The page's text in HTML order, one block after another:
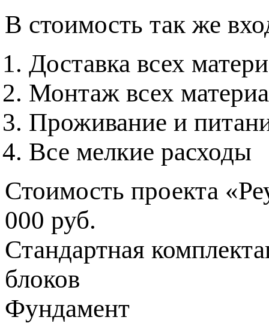
В стоимость так же
Доставка всех
Монтаж всех
Проживание и
Все мелкие расходы
Стоимость проекта
000 руб.
Стандартная
блоков
Фундамент